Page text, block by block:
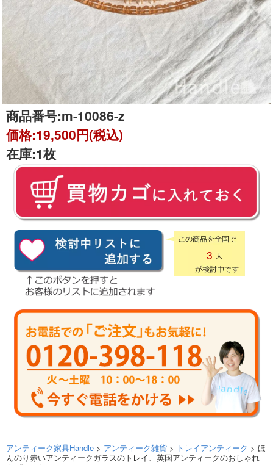
商品番号:m-10086-z
価格:19,500円(税込)
在庫:1枚
3
アンティーク家具Handle > アンティーク雑貨 > トレイアンティーク > ほ
んのり赤いアンティークガラスのトレイ、英国アンティークのおしゃれ